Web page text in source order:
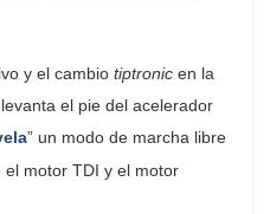
y el cambio tiptronic en la
el pie del acelerador
” un modo de marcha libre
motor TDI y el motor